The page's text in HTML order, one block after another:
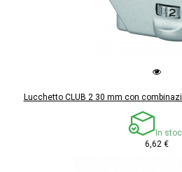
Lucchetto CLUB 2 30 mm con
In
6,62 €